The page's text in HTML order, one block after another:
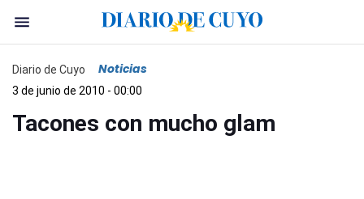
Diario de Cuyo Noticias
3 de junio de 2010 - 00:00
Tacones con mucho glam